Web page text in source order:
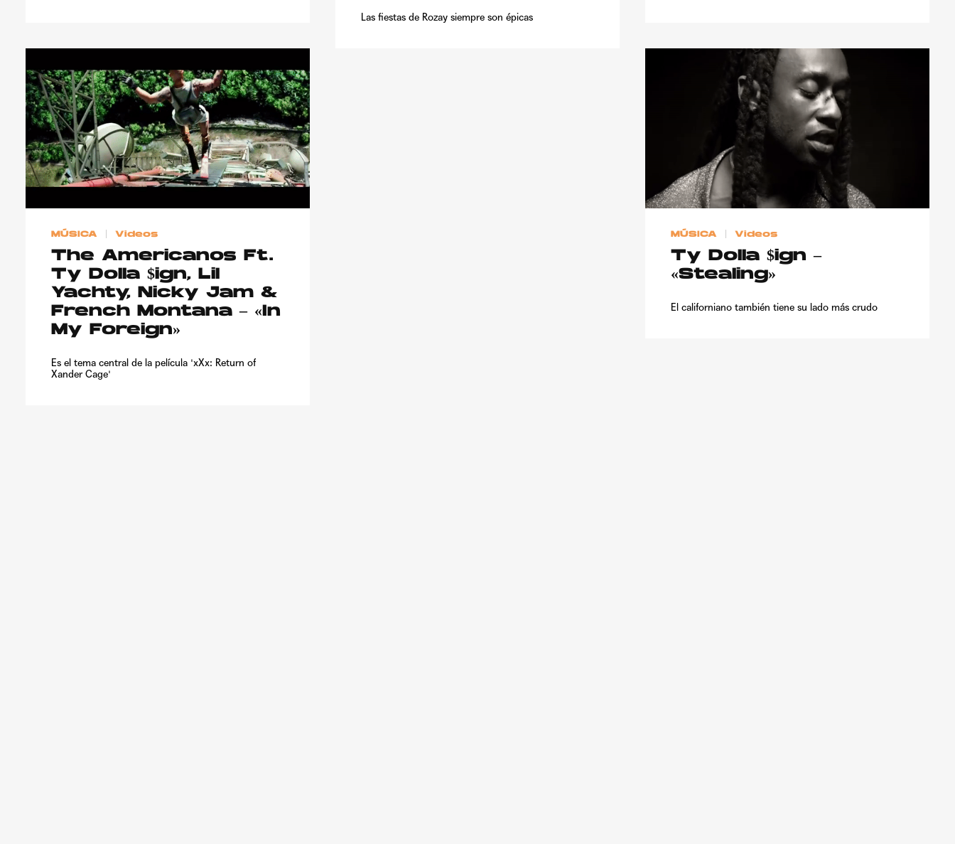
Las fiestas de Rozay siempre son épicas
MÚSICA Videos
The Americanos Ft.
Ty Dolla $ign, Lil
Yachty, Nicky Jam &
French Montana – «In
My Foreign»
Es el tema central de la película 'xXx: Return of
Xander Cage'
MÚSICA Videos
Ty Dolla $ign –
«Stealing»
El californiano también tiene su lado más crudo